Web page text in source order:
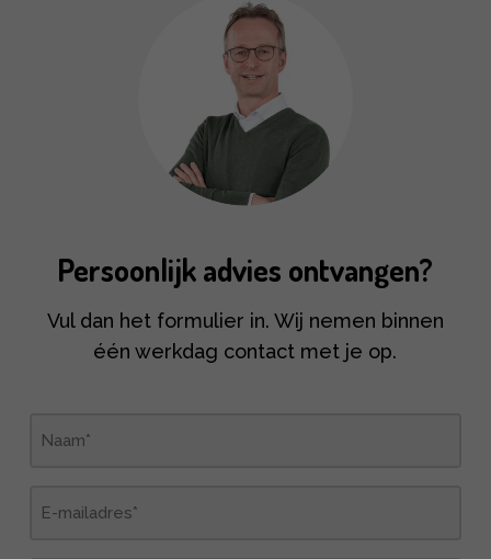
Persoonlijk advies ontvangen?
Vul dan het formulier in. Wij nemen binnen
één werkdag contact met je op.